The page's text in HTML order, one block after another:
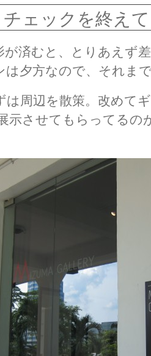
チェックを終え
済むと、とりあえず
は夕方なので、それま
周辺を散策。改めて
示させてもらってるの